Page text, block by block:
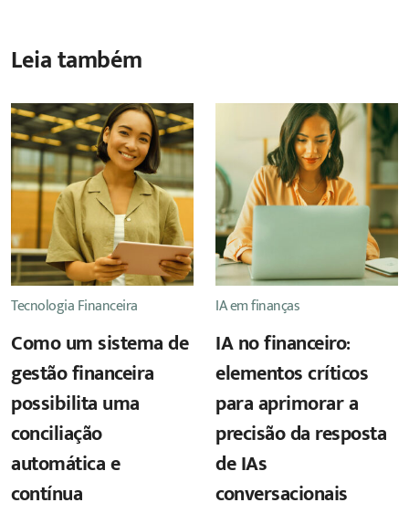
Leia também
Tecnologia Financeira
Como um sistema de
gestão financeira
possibilita uma
conciliação
automática e
contínua
IA em finanças
IA no financeiro:
elementos críticos
para aprimorar a
precisão da resposta
de IAs
conversacionais